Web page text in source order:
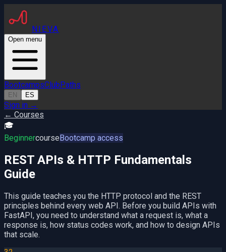
NIEVA
Open menu
BootcampsClubPaths
EN ES
Sign in →
← Courses
🎓
BeginnercourseBootcamp access
REST APIs & HTTP Fundamentals
Guide
This guide teaches you the HTTP protocol and the REST
principles behind every web API. Before you build APIs with
FastAPI, you need to understand what a request is, what a
response is, how status codes work, and how to design APIs
that scale.